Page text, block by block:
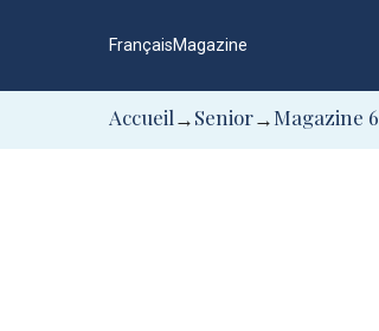
FrançaisMagazine
Accueil → Senior→ Magazine 6